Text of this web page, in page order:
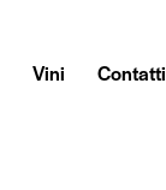
Vini Contatti